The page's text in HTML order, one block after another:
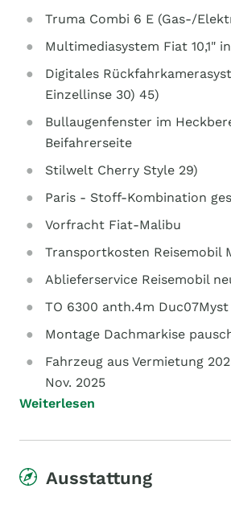
Truma Combi 6 E (Gas-/
Multimediasystem Fiat 10,1"
Digitales
Einzellinse 30) 45)
Bullaugenfenster im
Beifahrerseite
Stilwelt Cherry Style 29)
Paris - Stoff-Kombination
Vorfracht Fiat-Malibu
Transportkosten Reisemobil
Ablieferservice Reisemobil
TO 6300 anth.4m Duc07Myst
Montage Dachmarkise
Fahrzeug aus Vermietung
Nov. 2025
Weiterlesen
Ausstattung